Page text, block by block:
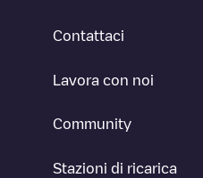
Contattaci
Lavora con noi
Community
Stazioni di ricarica